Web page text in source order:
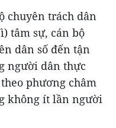
chuyên trách dân
tâm sự, cán bộ
dân số đến tận
người dân thực
phương châm
không ít lần người